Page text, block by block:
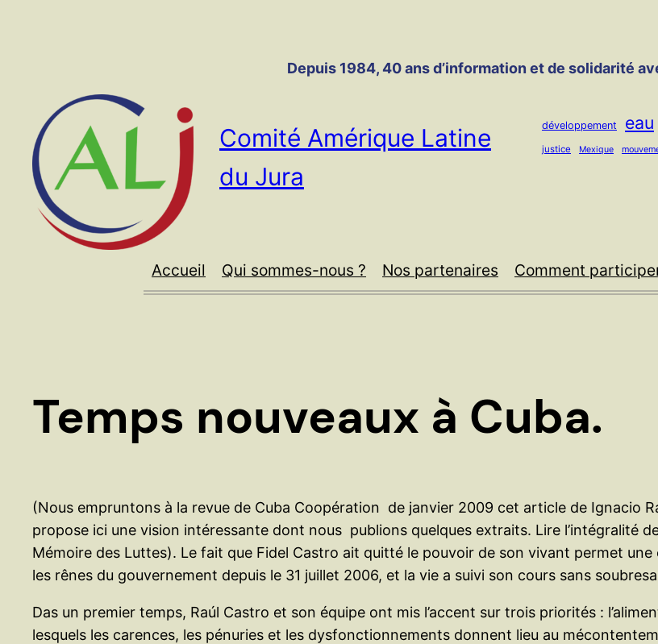
Depuis 1984, 40 ans d’information et de solidarité
Comité Amérique Latine
du Jura
développement eau
justice Mexique
Accueil Qui sommes-nous ? Nos partenaires Comment
Temps nouveaux à Cuba.
(Nous empruntons à la revue de Cuba Coopération de janvier 2009 cet article de Ignacio
propose ici une vision intéressante dont nous publions quelques extraits. Lire l’intégralité
Mémoire des Luttes). Le fait que Fidel Castro ait quitté le pouvoir de son vivant permet
les rênes du gouvernement depuis le 31 juillet 2006, et la vie a suivi son cours sans
Das un premier temps, Raúl Castro et son équipe ont mis l’accent sur trois priorités :
lesquels les carences, les pénuries et les dysfonctionnements donnent lieu au